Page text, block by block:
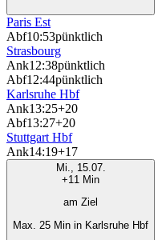
Paris Est
Abf10:53pünktlich
Strasbourg
Ank12:38pünktlich
Abf12:44pünktlich
Karlsruhe Hbf
Ank13:25+20
Abf13:27+20
Stuttgart Hbf
Ank14:19+17
Mi., 15.07.
+11 Min
am Ziel
Max. 25 Min in Karlsruhe Hbf